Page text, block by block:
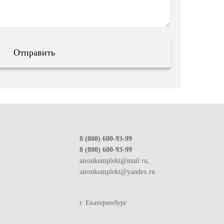
8 (800) 600-93-99
8 (800) 600-93-99
aironkomplekt@mail.ru,
aironkomplekt@yandex.ru
г. Екатеринбург